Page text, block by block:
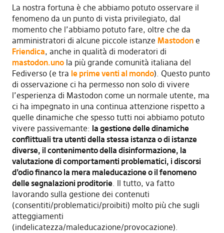
La nostra fortuna è che abbiamo potuto osservare il
fenomeno da un punto di vista privilegiato, dal
momento che l’abbiamo potuto fare, oltre che da
amministratori di alcune piccole istanze Mastodone
Friendica, anche in qualità di moderatori di
mastodon.unola più grande comunità italiana del
Fediverso (e tra le prime venti al mondo). Questo punto
di osservazione ci ha permesso non solo di vivere
l’esperienza di Mastodon come un normale utente, ma
ci ha impegnato in una continua attenzione rispetto a
quelle dinamiche che spesso tutti noi abbiamo potuto
vivere passivemante: la gestione delle dinamiche
conflittuali tra utenti della stessa istanza o di istanze
diverse, il contenimento della disinformazione, la
valutazione di comportamenti problematici, i discorsi
d’odio financo la mera maleducazione o il fenomeno
delle segnalazioni proditorie. Il tutto, va fatto
lavorando sulla gestione dei contenuti
(consentiti/problematici/proibiti) molto più che sugli
atteggiamenti
(indelicatezza/maleducazione/provocazione).